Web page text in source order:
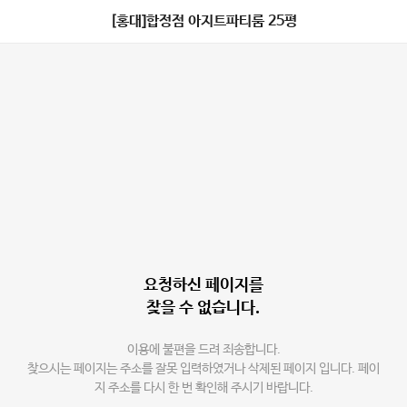
[홍대]합정점 아지트파티룸 25평
요청하신 페이지를
찾을 수 없습니다.
이용에 불편을 드려 죄송합니다.
찾으시는 페이지는 주소를 잘못 입력하였거나 삭제된 페이지 입니다. 페이
지 주소를 다시 한 번 확인해 주시기 바랍니다.